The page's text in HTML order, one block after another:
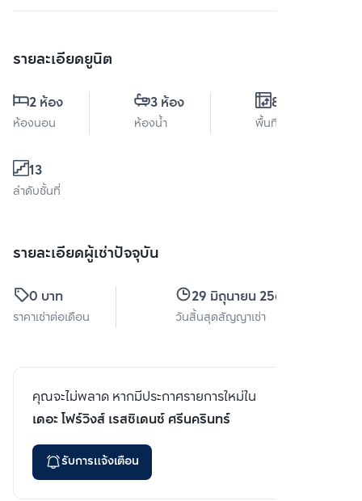
รายละเอียดยูนิต
2 ห้อง
ห้องนอน
3 ห้อง
ห้องน้ำ
84 ตร.ม.
พื้นที่ใช้สอย
13
ลำดับชั้นที่
รายละเอียดผู้เช่าปัจจุบัน
0 บาท
ราคาเช่าต่อเดือน
29 มิถุนายน 2569
วันสิ้นสุดสัญญาเช่า
คุณจะไม่พลาด หากมีประกาศรายการใหม่ใน
เดอะ โฟร์วิงส์ เรสซิเดนซ์ ศรีนครินทร์
รับการแจ้งเตือน